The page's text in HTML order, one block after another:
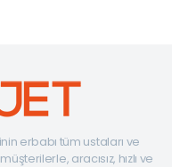
erbabı tüm ustaları ve
aracısız, hızlı ve